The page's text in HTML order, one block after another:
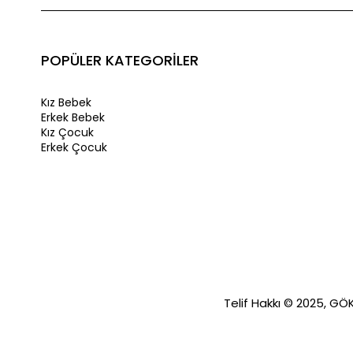
POPÜLER KATEGORİLER
Kız Bebek
Erkek Bebek
Kız Çocuk
Erkek Çocuk
Telif Hakkı © 2025,